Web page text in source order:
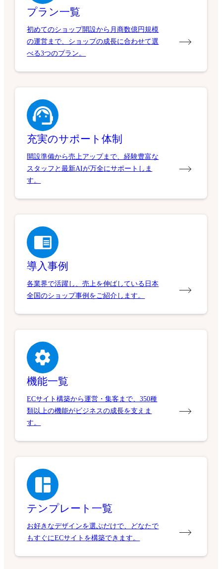
プラン一覧
初めてのショップ開設から月商数億円規模
の運営まで、ショップの成長に合わせて選
べる3つのプラン。
充実のサポート体制
開設準備から売上アップまで、経験豊富な
スタッフと最新AIが万全にサポートしま
す。
導入事例
各業界で活躍し、売上を伸ばしている日本
全国のショップ事例をご紹介します。
機能一覧
ECサイト構築から運営・集客まで、350種
類以上の機能がビジネスの成長を支えま
す。
テンプレート一覧
お好きなデザインを選ぶだけで、どなたで
もすぐにECサイトを構築できます。